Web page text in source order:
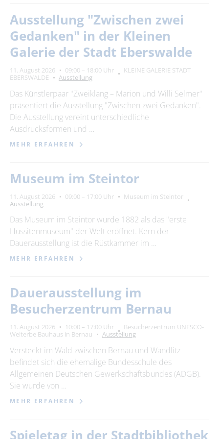
Ausstellung "Zwischen zwei
Gedanken" in der Kleinen
Galerie der Stadt Eberswalde
11. August 2026 09:00 – 18:00 Uhr
KLEINE GALERIE STADT
EBERSWALDE
Ausstellung
Das Künstlerpaar "Zweiklang – Marion und Willi Selmer"
präsentiert die Ausstellung "Zwischen zwei Gedanken".
Die Ausstellung vereint unterschiedliche
Ausdrucksformen und …
MEHR ERFAHREN
Museum im Steintor
11. August 2026 09:00 – 17:00 Uhr
Museum im Steintor
Ausstellung
Das Museum im Steintor wurde 1882 als das "erste
Hussitenmuseum" der Welt eröffnet. Kern der
Dauerausstellung ist die Rüstkammer im …
MEHR ERFAHREN
Dauerausstellung im
Besucherzentrum Bernau
11. August 2026 10:00 – 17:00 Uhr
Besucherzentrum UNESCO-
Welterbe Bauhaus in Bernau
Ausstellung
Versteckt im Wald zwischen Bernau und Wandlitz
befindet sich die ehemalige Bundesschule des
Allgemeinen Deutschen Gewerkschaftsbundes (ADGB).
Sie wurde von …
MEHR ERFAHREN
Spieletag in der Stadtbibliothek